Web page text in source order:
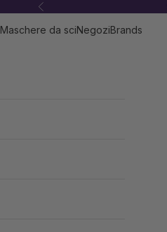
Precedente
Maschere da sciNegoziBrands